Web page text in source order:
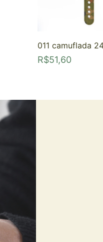
011 camuflada
R$51,60